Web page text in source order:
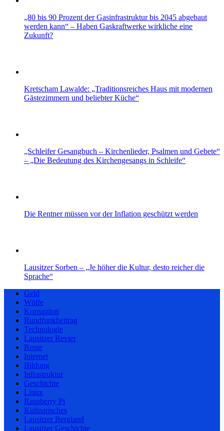
„80 bis 90 Prozent der Gasinfrastruktur bis 2045 abgebaut
werden kann“ – Haben Gaskraftwerke wirkliche eine
Zukunft?
Kretscham Lawalde: „Traditionsreiches Haus mit modernen
Gästezimmern und beliebter Küche“
„Schleifer Gesangbuch – Kirchenlieder, Psalmen und Gebete“
– „Die Bedeutung des Kirchengesangs in Schleife“
Die Rentner müssen vor der Inflation geschützt werden
Lausitzer Sorben – „Je höher die Kultur, desto reicher die
Sprache“
Geld
Wölfe
Korruption
Rundfunkbeitrag
Technologie
Lausitzer Revier
Rente
Internet
Bildung
Infrastruktur
Geschichte
Linux
Raspberry Pi
Kulinarisches
Lausitzer Bergland
Lausitzer Geschichte